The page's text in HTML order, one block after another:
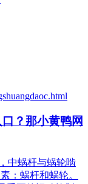
？那小黄鸭网
中蜗杆与蜗轮啮
：蜗杆和蜗轮。